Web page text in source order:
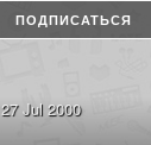
ПОДПИСАТЬСЯ
27 Jul 2000